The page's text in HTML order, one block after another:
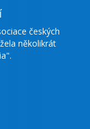
českých
několikrát